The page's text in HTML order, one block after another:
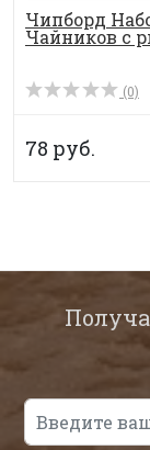
Чипборд
Чайников с
(0)
78 руб.